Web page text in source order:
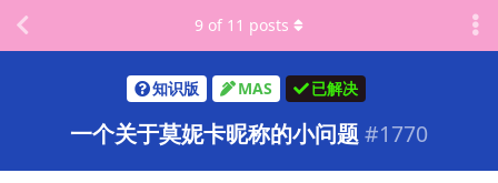
知识版 MAS 已解决
一个关于莫妮卡昵称的小问题#1770
9 of 11 posts